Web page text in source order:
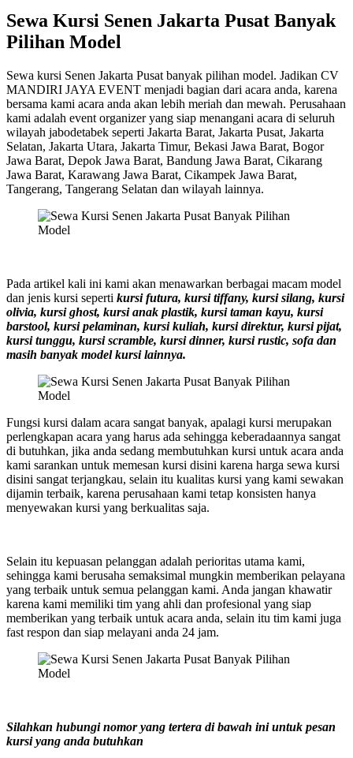
Sewa Kursi Senen Jakarta Pusat Banyak
Pilihan Model
Sewa kursi Senen Jakarta Pusat banyak pilihan model. Jadikan CV
MANDIRI JAYA EVENT menjadi bagian dari acara anda, karena
bersama kami acara anda akan lebih meriah dan mewah. Perusahaan
kami adalah event organizer yang siap menangani acara di seluruh
wilayah jabodetabek seperti Jakarta Barat, Jakarta Pusat, Jakarta
Selatan, Jakarta Utara, Jakarta Timur, Bekasi Jawa Barat, Bogor
Jawa Barat, Depok Jawa Barat, Bandung Jawa Barat, Cikarang
Jawa Barat, Karawang Jawa Barat, Cikampek Jawa Barat,
Tangerang, Tangerang Selatan dan wilayah lainnya.
Pada artikel kali ini kami akan menawarkan berbagai macam model
dan jenis kursi seperti kursi futura, kursi tiffany, kursi silang, kursi
olivia, kursi ghost, kursi anak plastik, kursi taman kayu, kursi
barstool, kursi pelaminan, kursi kuliah, kursi direktur, kursi pijat,
kursi tunggu, kursi scramble, kursi dinner, kursi rustic, sofa dan
masih banyak model kursi lainnya.
Fungsi kursi dalam acara sangat banyak, apalagi kursi merupakan
perlengkapan acara yang harus ada sehingga keberadaannya sangat
di butuhkan, jika anda sedang membutuhkan kursi untuk acara anda
kami sarankan untuk memesan kursi disini karena harga sewa kursi
disini sangat terjangkau, selain itu kualitas kursi yang kami sewakan
dijamin terbaik, karena perusahaan kami tetap konsisten hanya
menyewakan kursi yang berkualitas saja.
Selain itu kepuasan pelanggan adalah perioritas utama kami,
sehingga kami berusaha semaksimal mungkin memberikan pelayana
yang terbaik untuk semua pelanggan kami. Anda jangan khawatir
karena kami memiliki tim yang ahli dan profesional yang siap
memberikan yang terbaik untuk acara anda, selain itu tim kami juga
fast respon dan siap melayani anda 24 jam.
Silahkan hubungi nomor yang tertera di bawah ini untuk pesan
kursi yang anda butuhkan